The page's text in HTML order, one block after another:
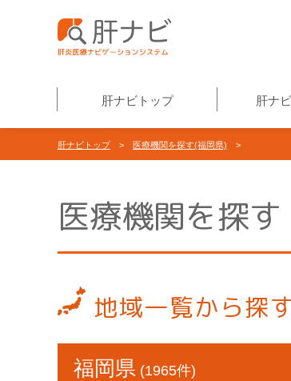
肝ナビトップ 肝ナ
肝ナビトップ> 医療機関を探す(福岡県) >
医療機関を探す
地域一覧から探
福岡県 (1965件)